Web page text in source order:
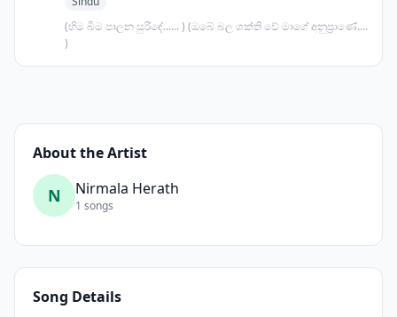
(හිම බිම පාලන සුරිඳේ...... ) (ඔබේ බල ශක්ති වේ මාගේ අනුප්‍රාණේ....
)
About the Artist
N Nirmala Herath
1 songs
Song Details